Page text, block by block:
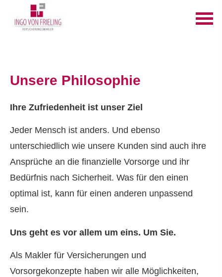
Unsere Philosophie
Ihre Zufriedenheit ist unser Ziel
Jeder Mensch ist anders. Und ebenso
unterschiedlich wie unsere Kunden sind auch ihre
Ansprüche an die finanzielle Vorsorge und ihr
Bedürfnis nach Sicherheit. Was für den einen
optimal ist, kann für einen anderen unpassend
sein.
Uns geht es vor allem um eins. Um Sie.
Als Makler für Versicherungen und
Vorsorgekonzepte haben wir alle Möglichkeiten,